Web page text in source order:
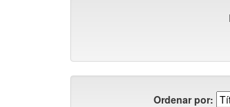
Ordenar por: